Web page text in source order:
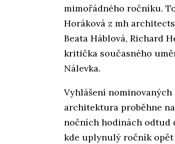
mimořádného ročníku.
Horáková z mh
Beata Háblová, Richard
kritička současného
Nálevka.
Vyhlášení
architektura proběhne
nočních hodinách odtud
kde uplynulý ročník opět